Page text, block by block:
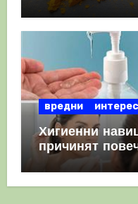
комбинация
вредни
Хигиенни
причинят
полза